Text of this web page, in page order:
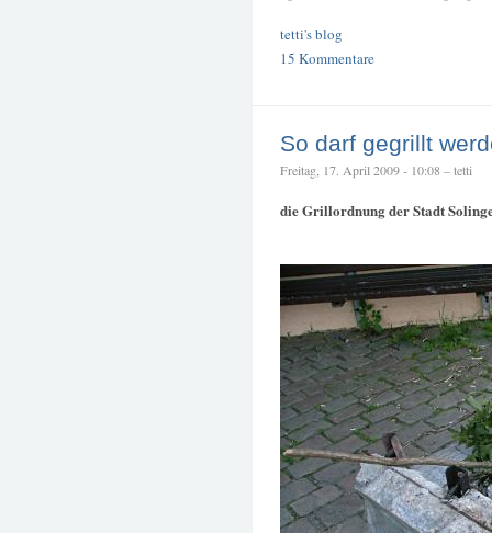
tetti's blog
15 Kommentare
So darf gegrillt
Freitag, 17. April 2009 - 10:08 – tetti
die Grillordnung der Stadt